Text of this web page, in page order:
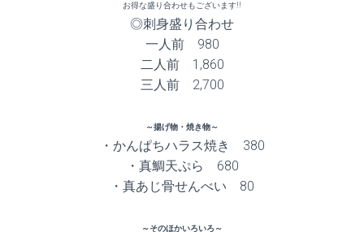
お得な盛り合わせもございます!!
◎刺身盛り合わせ
一人前 980
二人前 1,860
三人前 2,700
～揚げ物・焼き物～
・かんぱちハラス焼き 380
・真鯛天ぷら 680
・真あじ骨せんべい 80
～そのほかいろいろ～